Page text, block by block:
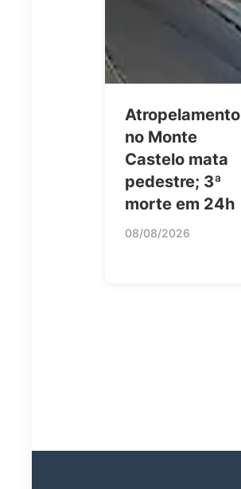
Atropelamento
no Monte
Castelo mata
pedestre; 3ª
morte em 24h
08/08/2026